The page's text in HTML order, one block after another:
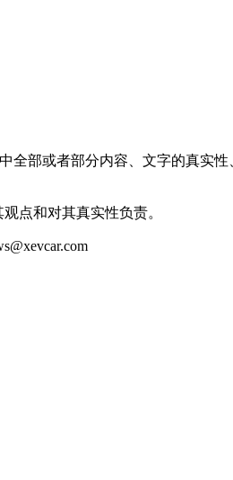
全部或者部分内容、文字的真实
点和对其真实性负责。